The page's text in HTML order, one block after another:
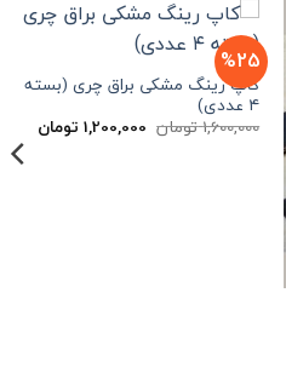
%25
کاپ رینگ مشکی براق چری (بسته
۴ عددی)
1,600,000تومان قیمت
اصلی
1,200,000 تومان
فعلی
است.